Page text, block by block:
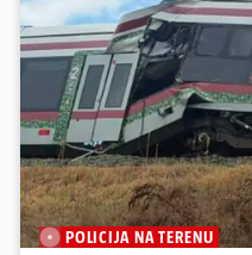
POLICIJA NA TERENU